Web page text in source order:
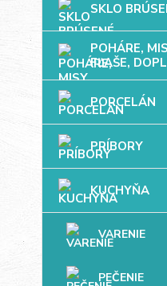
SKLO
POHÁRE,
FĽAŠE,
PORCELÁN
PRÍBORY
KUCHYŇA
VARENIE
PEČENIE